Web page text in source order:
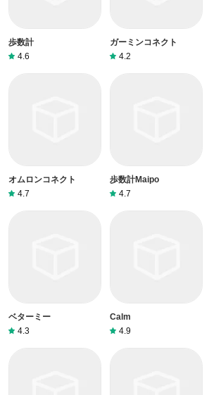
歩数計
4.6
ガーミンコネクト
4.2
オムロンコネクト
4.7
歩数計Maipo
4.7
ベターミー
4.3
Calm
4.9